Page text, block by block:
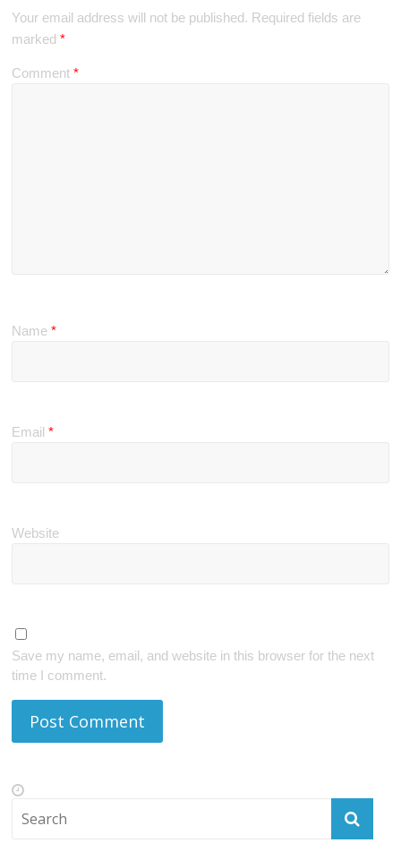
Your email address will not be published. Required fields are
marked*
Comment*
Name*
Email*
Website
Save my name, email, and website in this browser for the next
time I comment.